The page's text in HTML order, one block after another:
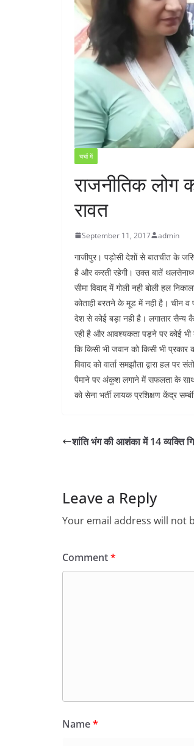
चर्चा में
राजनीतिक लोग
रावत
September 11, 2017 admin
गाजीपुर। पड़ोसी देशों से बातचीत के
है और करती रहेगी। उक्त बातें
सीमा विवाद में गोली नही बोली हल
कोताही बरतने के मूड में नही है। चीन व
देश से कोई बड़ा नही है। लगातार सैन्य
रही है और आवश्यकता पड़ने पर कोई भी
कि किसी भी जवान को किसी भी
विवाद को वार्ता समझौता द्वारा हल
पैमाने पर अंकुश लगाने में सफलता के साथ
को सेना भर्ती लायक प्रशिक्षण केंद्र
शांति भंग की आशंका में 14 व्यक्ति
Leave a Reply
Your email address will not
Comment*
Name*